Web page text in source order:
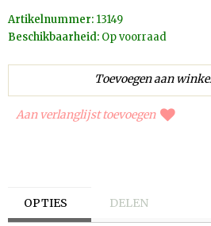
Artikelnummer: 13149
Beschikbaarheid: Op voorraad
Aan verlanglijst toevoegen
OPTIES DELEN